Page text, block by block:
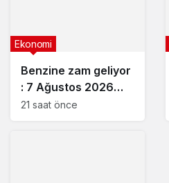
Benzine zam geliyor
: 7 Ağustos 2026
güncel akaryakıt
Ekonomi
21 saat önce